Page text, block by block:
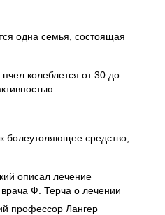
одна семья, состоящая
колеблется от 30 до
болеутоляющее средство,
описал лечение
Ф. Терча о лечении
профессор Лангер